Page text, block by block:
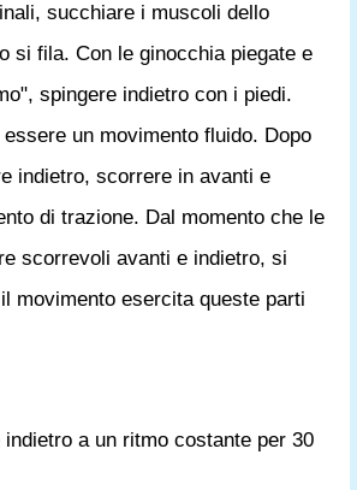
succhiare i muscoli dello
si fila. Con le ginocchia piegate e
spingere indietro con i piedi.
un movimento fluido. Dopo
indietro, scorrere in avanti e
di trazione. Dal momento che le
scorrevoli avanti e indietro, si
movimento esercita queste parti
indietro a un ritmo costante per 30